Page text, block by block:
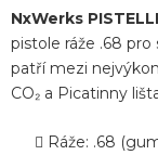
NxWerks
pistole ráže .68 pro
patří mezi
CO₂ a Picatinny
Ráže: .68